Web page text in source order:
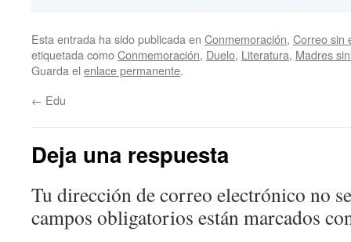
Esta entrada ha sido publicada en Conmemoración, Correo sin
etiquetada comoConmemoración, Duelo, Literatura, Madres
Guarda el enlace permanente.
← Edu
Deja una respuesta
Tu dirección de correo electrónico no
campos obligatorios están marcados